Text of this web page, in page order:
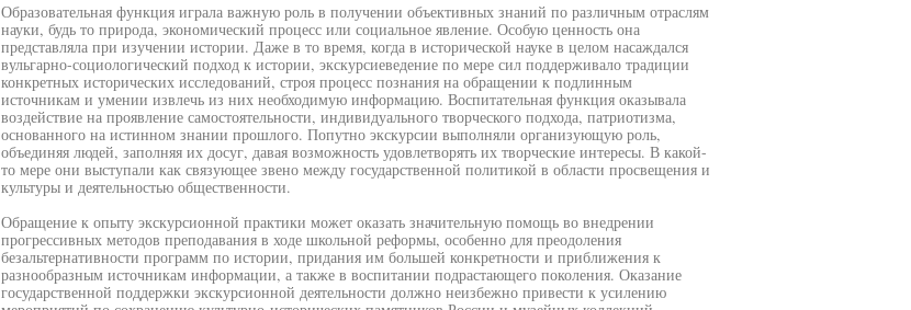
Образовательная функция играла важную роль в получении объективных знаний по различным отраслям
науки, будь то природа, экономический процесс или социальное явление. Особую ценность она
представляла при изучении истории. Даже в то время, когда в исторической науке в целом насаждался
вульгарно-социологический подход к истории, экскурсиеведение по мере сил поддерживало традиции
конкретных исторических исследований, строя процесс познания на обращении к подлинным
источникам и умении извлечь из них необходимую информацию. Воспитательная функция оказывала
воздействие на проявление самостоятельности, индивидуального творческого подхода, патриотизма,
основанного на истинном знании прошлого. Попутно экскурсии выполняли организующую роль,
объединяя людей, заполняя их досуг, давая возможность удовлетворять их творческие интересы. В какой-
то мере они выступали как связующее звено между государственной политикой в области просвещения и
культуры и деятельностью общественности.
Обращение к опыту экскурсионной практики может оказать значительную помощь во внедрении
прогрессивных методов преподавания в ходе школьной реформы, особенно для преодоления
безальтернативности программ по истории, придания им большей конкретности и приближения к
разнообразным источникам информации, а также в воспитании подрастающего поколения. Оказание
государственной поддержки экскурсионной деятельности должно неизбежно привести к усилению